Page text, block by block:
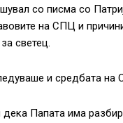
со писма со
на СПЦ и
светец.
и средбата
Папата има